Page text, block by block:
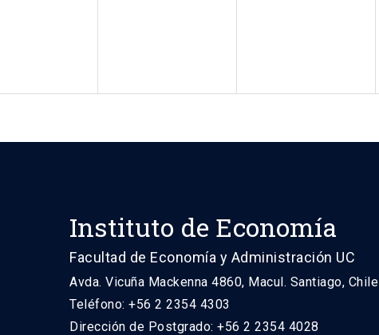
Instituto de Economía
Facultad de Economía y Administración UC
Avda. Vicuña Mackenna 4860, Macul. Santiago, Chile
Teléfono: +56 2 2354 4303
Dirección de Postgrado: +56 2 2354 4028